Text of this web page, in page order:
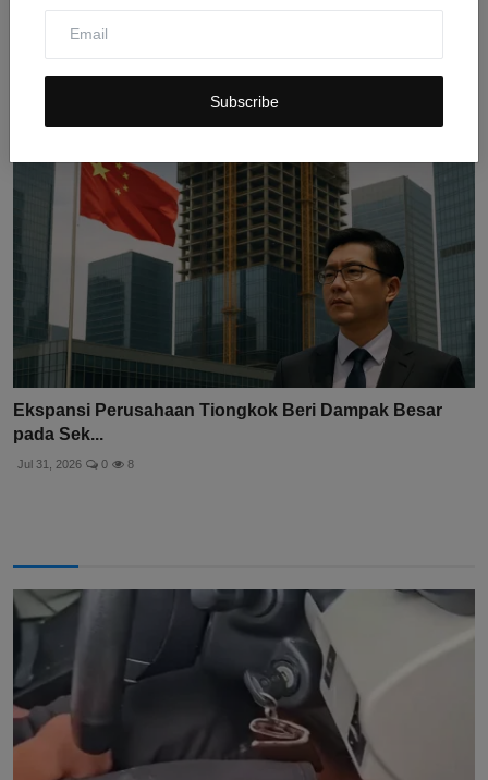
Subscribe
BUMN Properti Terpuruk: 70% Proyek Mangkrak dan
Tak Lak...
Jul 31, 2026 0 10
Ekspansi Perusahaan Tiongkok Beri Dampak Besar
pada Sek...
Jul 31, 2026 0 8